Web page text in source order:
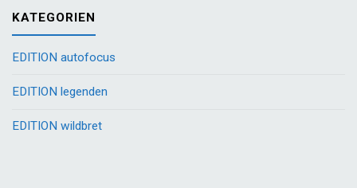
KATEGORIEN
EDITION autofocus
EDITION legenden
EDITION wildbret